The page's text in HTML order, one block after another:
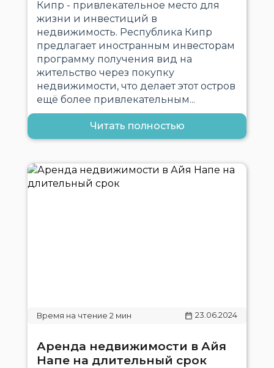
Кипр - привлекательное место для
жизни и инвестиций в
недвижимость. Республика Кипр
предлагает иностранным инвесторам
программу получения вид на
жительство через покупку
недвижимости, что делает этот остров
ещё более привлекательным...
Читать полностью
23.06.2024
Аренда недвижимости в Айя
Напе на длительный срок